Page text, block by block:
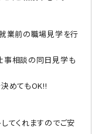
就業前の職場見学を行
事相談の同日見学も
めてもOK!!
てくれますのでご安